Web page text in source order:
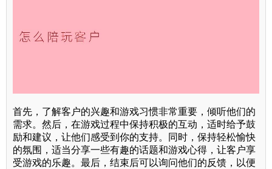
首先，了解客户的兴趣和游戏习惯非常重要，倾听他们的
需求。然后，在游戏过程中保持积极的互动，适时给予鼓
励和建议，让他们感受到你的支持。同时，保持轻松愉快
的氛围，适当分享一些有趣的话题和游戏心得，让客户享
受游戏的乐趣。最后，结束后可以询问他们的反馈，以便